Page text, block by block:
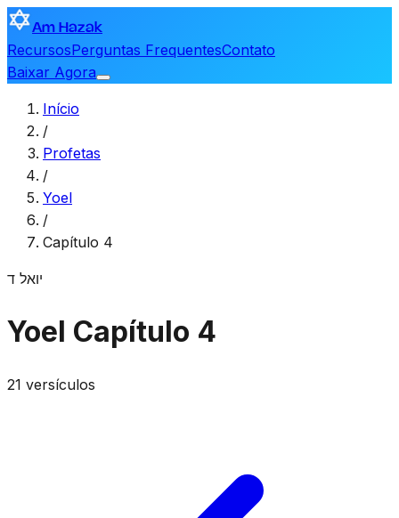
Am Hazak
RecursosPerguntas FrequentesContato
Baixar Agora
Início
/
Profetas
/
Yoel
/
Capítulo 4
יואל ד
Yoel Capítulo 4
21 versículos